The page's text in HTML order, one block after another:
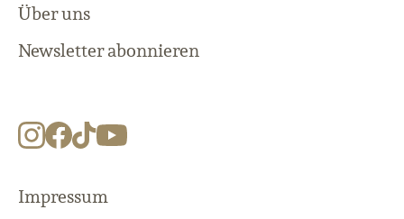
Über uns
Newsletter abonnieren
Impressum